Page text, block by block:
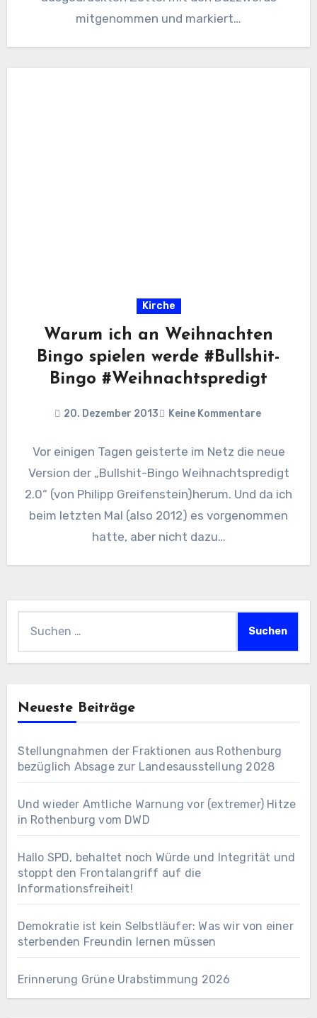
mitgenommen und markiert…
Kirche
Warum ich an Weihnachten
Bingo spielen werde #Bullshit-
Bingo #Weihnachtspredigt
20. Dezember 2013 Keine Kommentare
Vor einigen Tagen geisterte im Netz die neue
Version der „Bullshit-Bingo Weihnachtspredigt
2.0“ (von Philipp Greifenstein)herum. Und da ich
beim letzten Mal (also 2012) es vorgenommen
hatte, aber nicht dazu…
Neueste Beiträge
Stellungnahmen der Fraktionen aus Rothenburg
bezüglich Absage zur Landesausstellung 2028
Und wieder Amtliche Warnung vor (extremer) Hitze
in Rothenburg vom DWD
Hallo SPD, behaltet noch Würde und Integrität und
stoppt den Frontalangriff auf die
Informationsfreiheit!
Demokratie ist kein Selbstläufer: Was wir von einer
sterbenden Freundin lernen müssen
Erinnerung Grüne Urabstimmung 2026